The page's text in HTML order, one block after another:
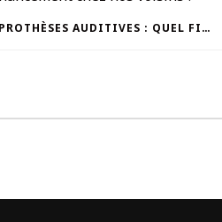
PROTHÈSES AUDITIVES : QUEL FINANCEMENT CHEZ NOS VOISINS ?